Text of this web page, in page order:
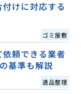
けに対応する
ゴミ屋敷
頼できる業者
基準も解説
遺品整理